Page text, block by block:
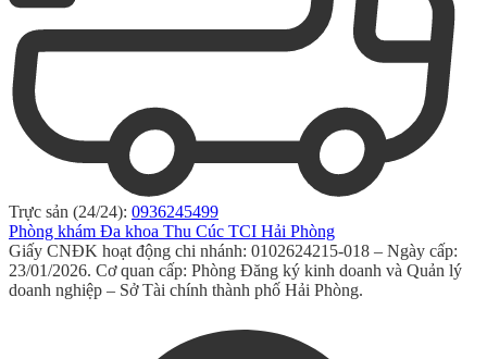
Trực sản (24/24): 0936245499
Phòng khám Đa khoa Thu Cúc TCI Hải Phòng
Giấy CNĐK hoạt động chi nhánh: 0102624215-018 – Ngày cấp:
23/01/2026. Cơ quan cấp: Phòng Đăng ký kinh doanh và Quản lý
doanh nghiệp – Sở Tài chính thành phố Hải Phòng.